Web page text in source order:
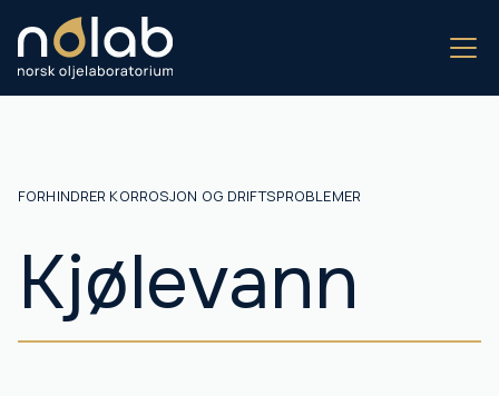
FORHINDRER KORROSJON OG DRIFTSPROBLEMER
Kjølevann